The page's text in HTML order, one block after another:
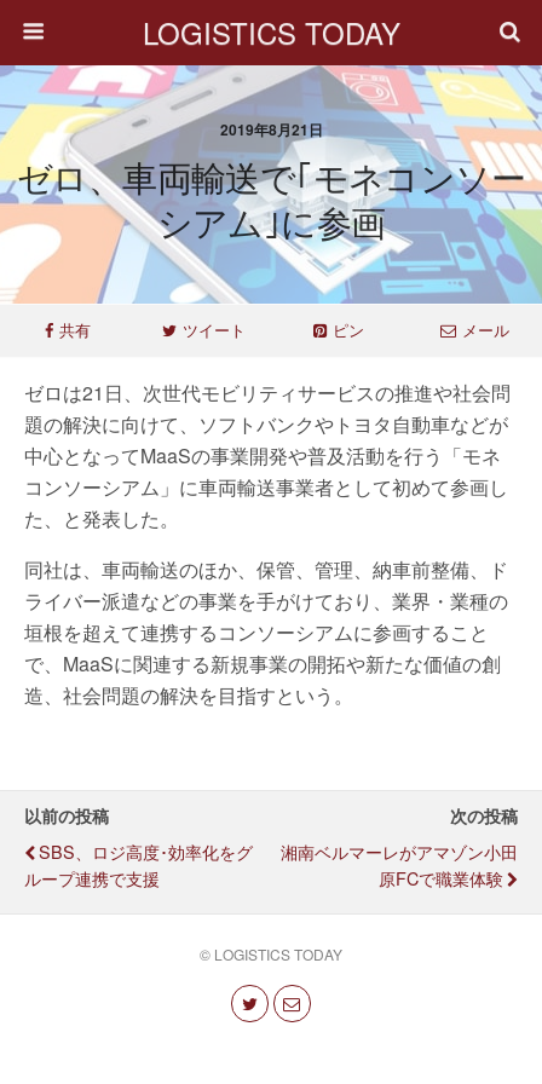
LOGISTICS TODAY
2019年8月21日
ゼロ、車両輸送で｢モネコンソー
シアム｣に参画
共有 ツイート ピン メール
ゼロは21日、次世代モビリティサービスの推進や社会問
題の解決に向けて、ソフトバンクやトヨタ自動車などが
中心となってMaaSの事業開発や普及活動を行う「モネ
コンソーシアム」に車両輸送事業者として初めて参画し
た、と発表した。
同社は、車両輸送のほか、保管、管理、納車前整備、ド
ライバー派遣などの事業を手がけており、業界・業種の
垣根を超えて連携するコンソーシアムに参画すること
で、MaaSに関連する新規事業の開拓や新たな価値の創
造、社会問題の解決を目指すという。
以前の投稿
SBS、ロジ高度･効率化をグ
ループ連携で支援
次の投稿
湘南ベルマーレがアマゾン小田
原FCで職業体験
© LOGISTICS TODAY